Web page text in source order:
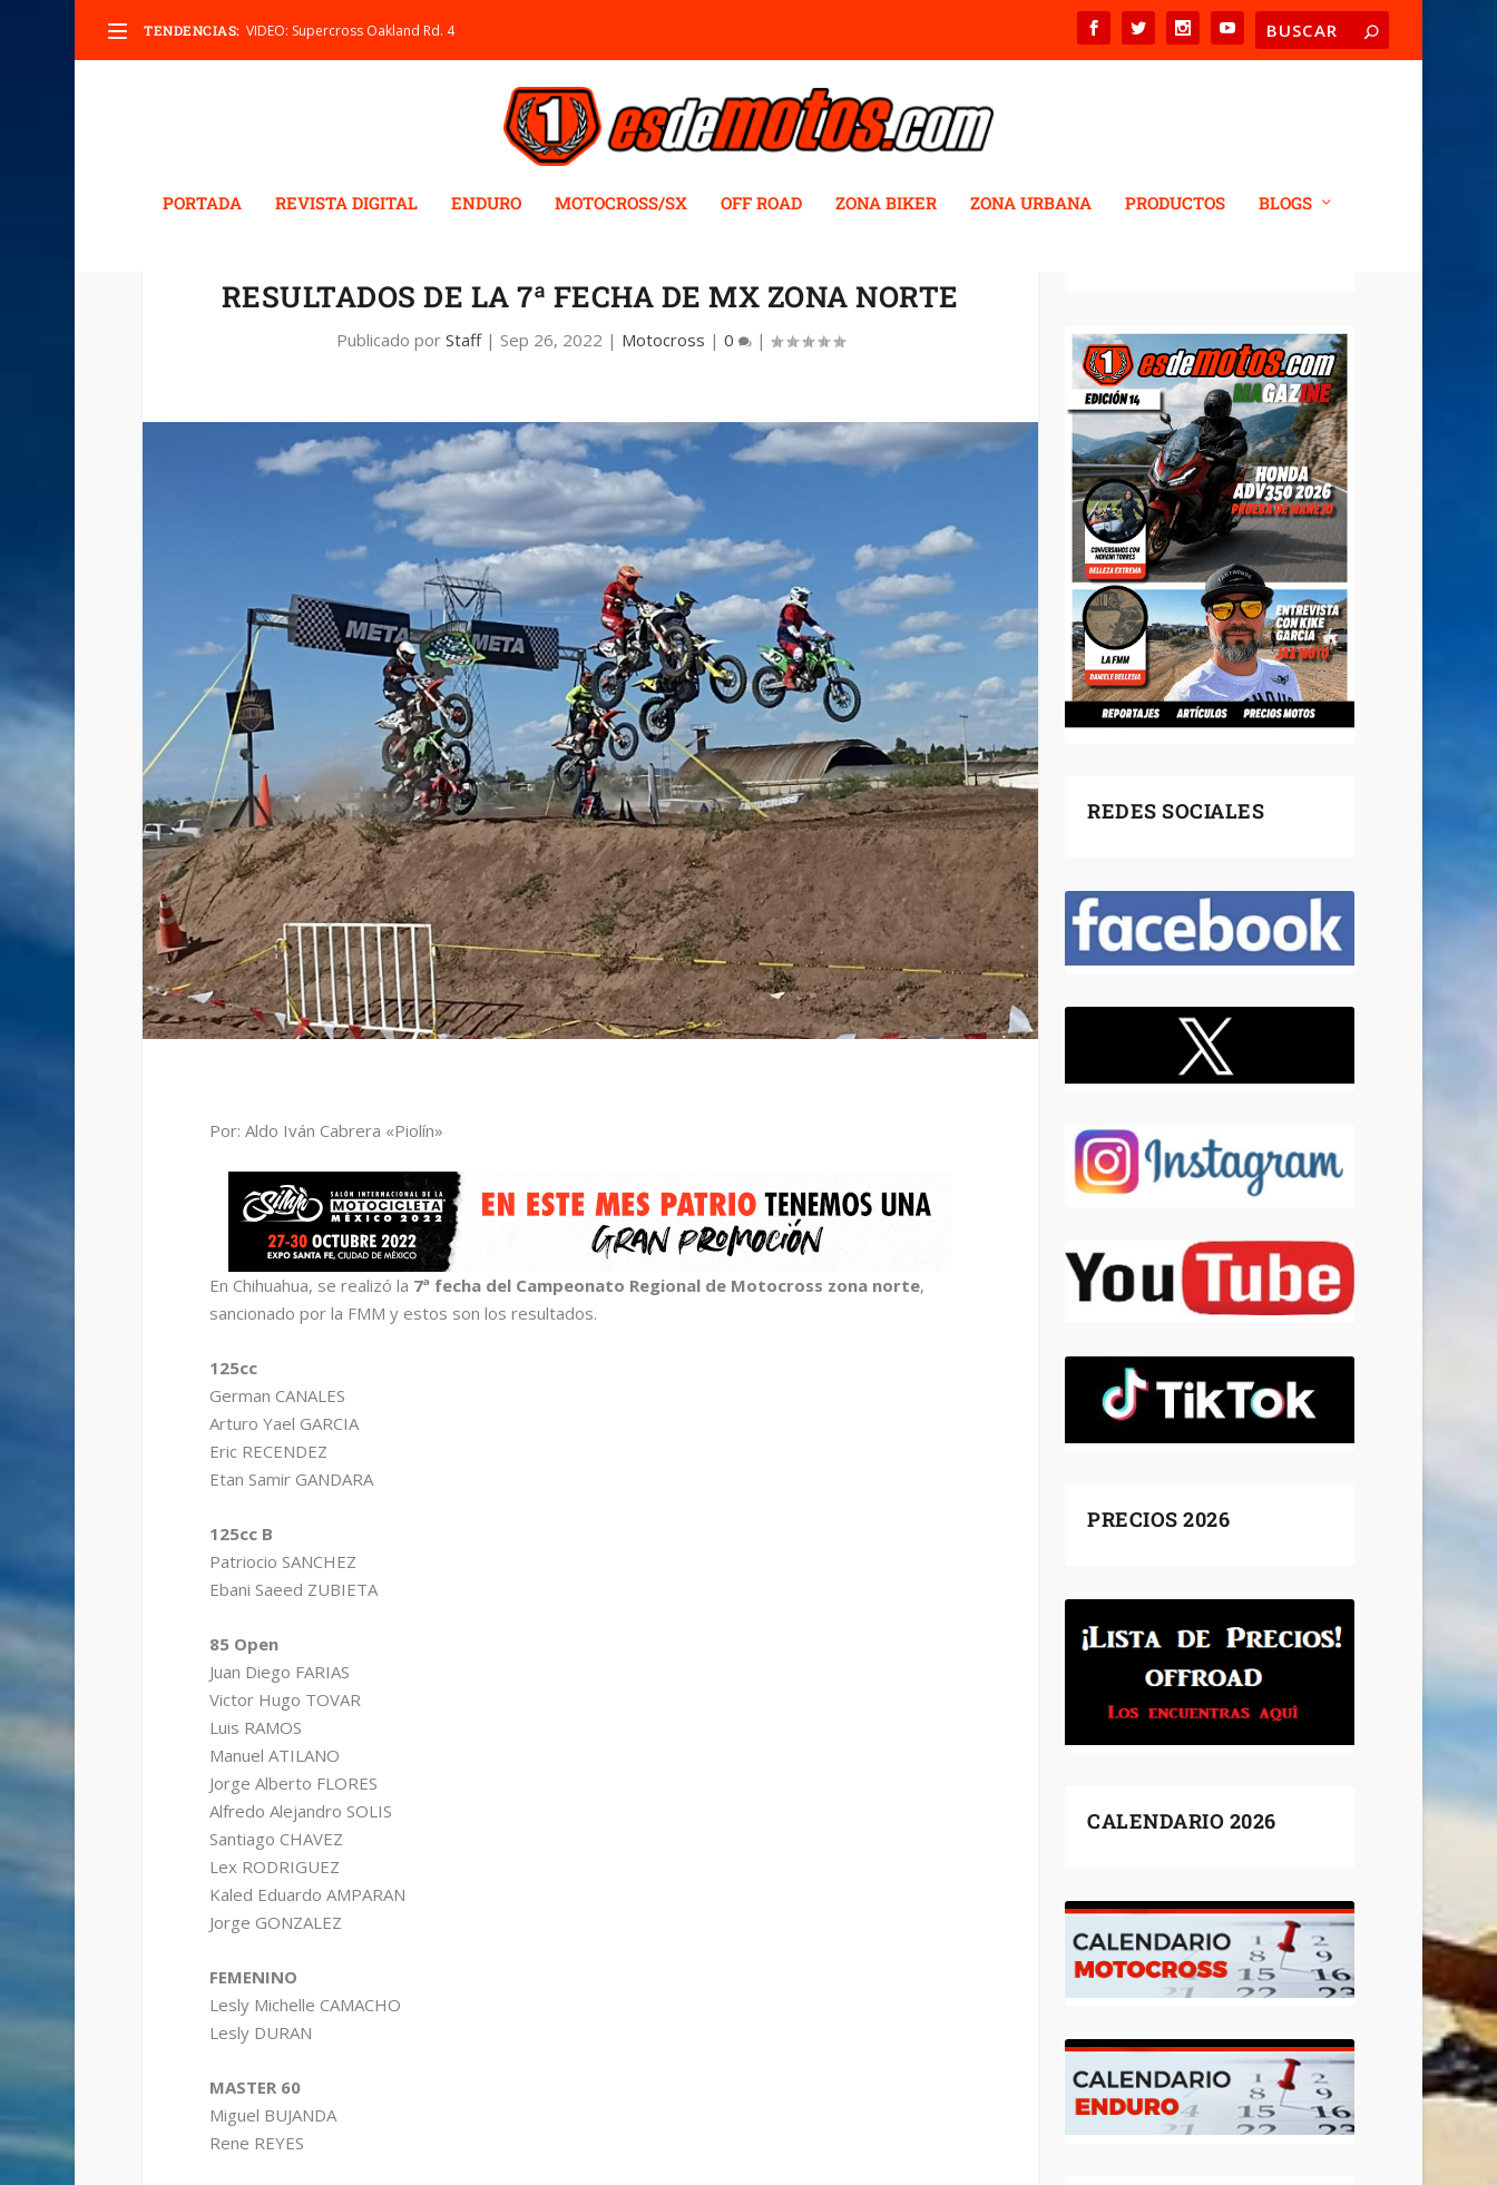
TENDENCIAS: VIDEO: Supercross Oakland Rd. 4
PORTADA REVISTA DIGITAL ENDURO MOTOCROSS/SX OFF ROAD ZONA BIKER ZONA URBANA PRODUCTOS BLOGS
RESULTADOS DE LA 7ª FECHA DE MX ZONA NORTE
Publicado por Staff| Sep 26, 2022 | Motocross | 0 |
Por: Aldo Iván Cabrera «Piolín»
En Chihuahua, se realizó la 7ª fecha del Campeonato Regional de Motocross zona norte,
sancionado por la FMM y estos son los resultados.
125cc
German CANALES
Arturo Yael GARCIA
Eric RECENDEZ
Etan Samir GANDARA
125cc B
Patriocio SANCHEZ
Ebani Saeed ZUBIETA
85 Open
Juan Diego FARIAS
Victor Hugo TOVAR
Luis RAMOS
Manuel ATILANO
Jorge Alberto FLORES
Alfredo Alejandro SOLIS
Santiago CHAVEZ
Lex RODRIGUEZ
Kaled Eduardo AMPARAN
Jorge GONZALEZ
FEMENINO
Lesly Michelle CAMACHO
Lesly DURAN
MASTER 60
Miguel BUJANDA
Rene REYES
REDES SOCIALES
PRECIOS 2026
CALENDARIO 2026